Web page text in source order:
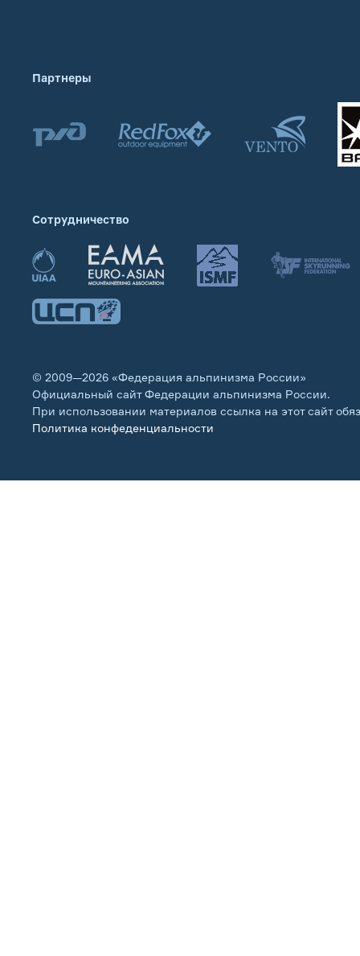
Партнеры
Сотрудничество
© 2009—2026 «Федерация альпинизма России»
Официальный сайт Федерации альпинизма России.
При использовании материалов ссылка на этот сайт
Политика конфеденциальности